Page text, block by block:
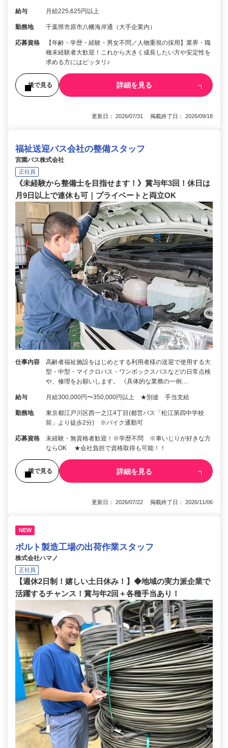
給与 月給225,625円以上
勤務地 千葉県市原市八幡海岸通（大手企業内）
応募資格
【年齢・学歴・経験・男女不問／人物重視の採用】業界・職
種未経験者大歓迎！これから大きく成長したい方や安定性を
求める方にはピッタリ♪
後で見る 詳細を見る
更新日： 2026/07/31 掲載終了日： 2026/09/18
福祉送迎バス会社の整備スタッフ
宮園バス株式会社
正社員
《未経験から整備士を目指せます！》賞与年3回！休日は
月9日以上で連休も可｜プライベートと両立OK
仕事内容
高齢者福祉施設をはじめとする利用者様の送迎で使用する大
型・中型・マイクロバス・ワンボックスバスなどの日常点検
や、修理をお願いします。 《具体的な業務の一例…
給与 月給300,000円〜350,000円以上 ★別途 手当支給
勤務地
東京都江戸川区西一之江4丁目(都営バス「松江第四中学校
前」より徒歩2分) ※バイク通勤可
応募資格
未経験・無資格者歓迎！※学歴不問 ※車いじりが好きな方
ならOK ★会社負担で資格取得も可能！！
後で見る 詳細を見る
更新日： 2026/07/22 掲載終了日： 2026/11/06
NEW
ボルト製造工場の出荷作業スタッフ
株式会社ハマノ
正社員
【週休2日制！嬉しい土日休み！】◆地域の実力派企業で
活躍するチャンス！賞与年2回＋各種手当あり！